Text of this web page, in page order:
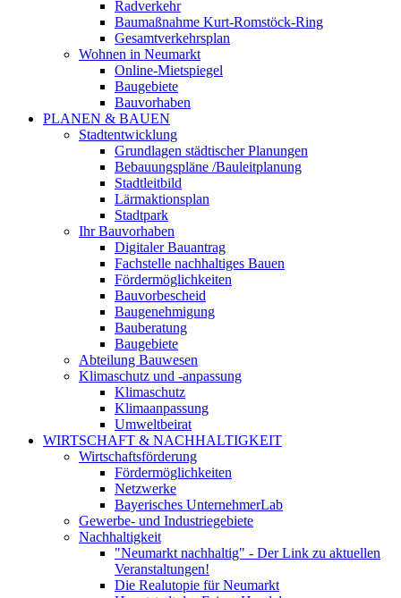
Radverkehr
Baumaßnahme Kurt-Romstöck-Ring
Gesamtverkehrsplan
Wohnen in Neumarkt
Online-Mietspiegel
Baugebiete
Bauvorhaben
PLANEN & BAUEN
Stadtentwicklung
Grundlagen städtischer Planungen
Bebauungspläne /Bauleitplanung
Stadtleitbild
Lärmaktionsplan
Stadtpark
Ihr Bauvorhaben
Digitaler Bauantrag
Fachstelle nachhaltiges Bauen
Fördermöglichkeiten
Bauvorbescheid
Baugenehmigung
Bauberatung
Baugebiete
Abteilung Bauwesen
Klimaschutz und -anpassung
Klimaschutz
Klimaanpassung
Umweltbeirat
WIRTSCHAFT & NACHHALTIGKEIT
Wirtschaftsförderung
Fördermöglichkeiten
Netzwerke
Bayerisches UnternehmerLab
Gewerbe- und Industriegebiete
Nachhaltigkeit
"Neumarkt nachhaltig" - Der Link zu aktuellen
Veranstaltungen!
Die Realutopie für Neumarkt